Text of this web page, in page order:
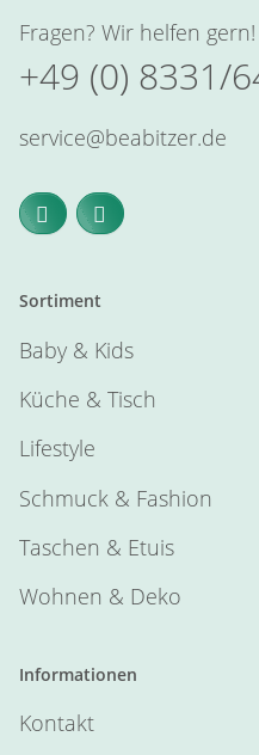
Fragen? Wir helfen gern!
+49 (0) 8331/
service@beabitzer.de
Sortiment
Baby & Kids
Küche & Tisch
Lifestyle
Schmuck & Fashion
Taschen & Etuis
Wohnen & Deko
Informationen
Kontakt